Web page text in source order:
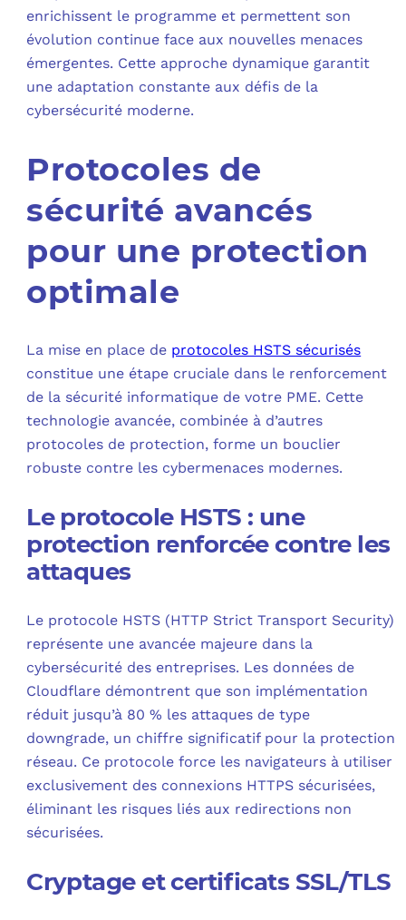
enrichissent le programme et permettent son
évolution continue face aux nouvelles menaces
émergentes. Cette approche dynamique garantit
une adaptation constante aux défis de la
cybersécurité moderne.
Protocoles de
sécurité avancés
pour une protection
optimale
La mise en place de protocoles HSTS sécurisés
constitue une étape cruciale dans le renforcement
de la sécurité informatique de votre PME. Cette
technologie avancée, combinée à d’autres
protocoles de protection, forme un bouclier
robuste contre les cybermenaces modernes.
Le protocole HSTS : une
protection renforcée contre les
attaques
Le protocole HSTS (HTTP Strict Transport Security)
représente une avancée majeure dans la
cybersécurité des entreprises. Les données de
Cloudflare démontrent que son implémentation
réduit jusqu’à 80 % les attaques de type
downgrade, un chiffre significatif pour la protection
réseau. Ce protocole force les navigateurs à utiliser
exclusivement des connexions HTTPS sécurisées,
éliminant les risques liés aux redirections non
sécurisées.
Cryptage et certificats SSL/TLS